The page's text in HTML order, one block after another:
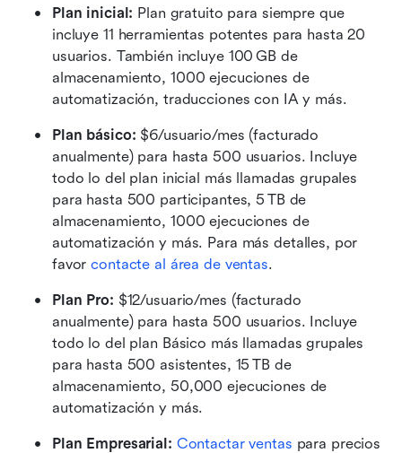
Plan inicial: Plan gratuito para siempre que
incluye 11 herramientas potentes para hasta 20
usuarios. También incluye 100 GB de
almacenamiento, 1000 ejecuciones de
automatización, traducciones con IA y más.
Plan básico: $6/usuario/mes (facturado
anualmente) para hasta 500 usuarios. Incluye
todo lo del plan inicial más llamadas grupales
para hasta 500 participantes, 5 TB de
almacenamiento, 1000 ejecuciones de
automatización y más. Para más detalles, por
favor contacte al área de ventas.
Plan Pro: $12/usuario/mes (facturado
anualmente) para hasta 500 usuarios. Incluye
todo lo del plan Básico más llamadas grupales
para hasta 500 asistentes, 15 TB de
almacenamiento, 50,000 ejecuciones de
automatización y más.
Plan Empresarial: Contactar ventas para precios